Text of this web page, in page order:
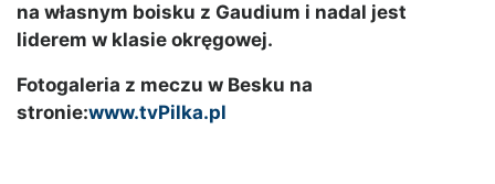
na własnym boisku z Gaudium i nadal jest
liderem w klasie okręgowej.
Fotogaleria z meczu w Besku na
stronie:www.tvPilka.pl